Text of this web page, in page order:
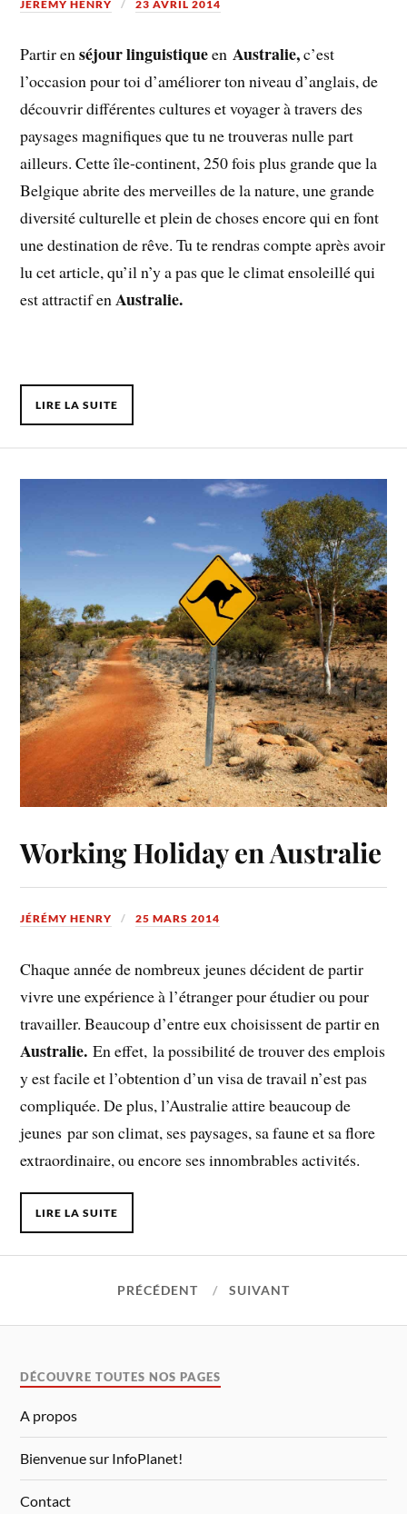
JÉRÉMY HENRY 23 AVRIL 2014
Partir enséjour linguistiqueenAustralie,c’est
l’occasion pour toi d’améliorer ton niveau d’anglais, de
découvrir différentes cultures et voyager à travers des
paysages magnifiques que tu ne trouveras nulle part
ailleurs. Cette île-continent, 250 fois plus grande que la
Belgique abrite des merveilles de la nature, une grande
diversité culturelle et plein de choses encore qui en font
une destination de rêve. Tu te rendras compte après avoir
lu cet article, qu’il n’y a pas que le climat ensoleillé qui
est attractif enAustralie.
LIRE LA SUITE
Working Holiday en Australie
JÉRÉMY HENRY 25 MARS 2014
Chaque année de nombreux jeunes décident de partir
vivre une expérience à l’étranger pour étudier ou pour
travailler. Beaucoup d’entre eux choisissent de partir en
Australie. En effet, la possibilité de trouver des emplois
y est facile et l’obtention d’un visa de travail n’est pas
compliquée. De plus, l’Australie attire beaucoup de
jeunes par son climat, ses paysages, sa faune et sa flore
extraordinaire, ou encore ses innombrables activités.
LIRE LA SUITE
PRÉCÉDENT SUIVANT
DÉCOUVRE TOUTES NOS PAGES
A propos
Bienvenue sur InfoPlanet!
Contact